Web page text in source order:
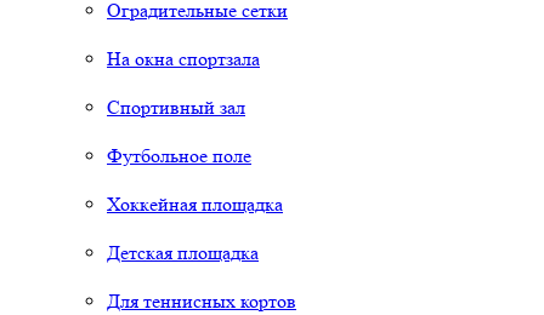
Оградительные сетки
На окна спортзала
Спортивный зал
Футбольное поле
Хоккейная площадка
Детская площадка
Для теннисных кортов